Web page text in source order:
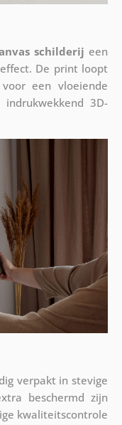
schilderij een
De print loopt
een vloeiende
3D-
verpakt in stevige
beschermd zijn
kwaliteitscontrole